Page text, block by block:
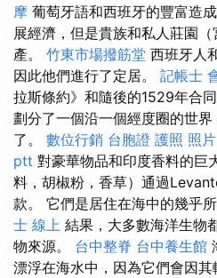
摩 葡萄牙語和西班牙的豐富造
展經濟，但是貴族和私人莊園
產。 竹東市場撥筋堂 西班牙人
因此他們進行了定居。 記帳士
拉斯條約》和隨後的1529年合
劃分了一個沿一個經度圈的世
了。 數位行銷 台胞證 護照 照片
ptt 對豪華物品和印度香料的巨
料，胡椒粉，香草）通過
款。 它們是居住在海中的幾乎
士 線上 結果，大多數海洋生物
物來源。 台中整脊 台中養生館
漂浮在海水中，因為它們會因其